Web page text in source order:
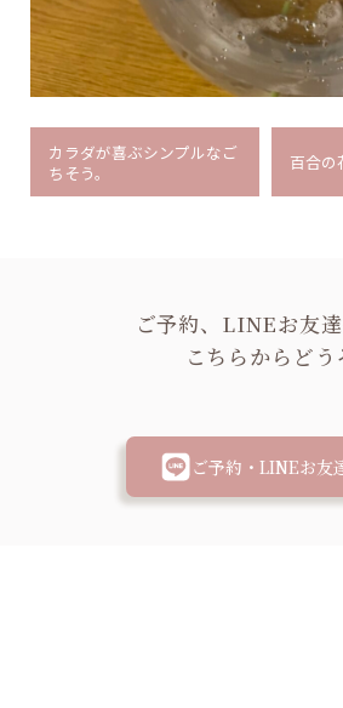
カラダが喜ぶシンプルなご
ちそう。
百合の
ご予約、LINEお友
こちらからどう
ご予約・LINEお友